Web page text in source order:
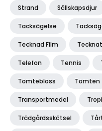
Strand Sällskapsdjur
Tacksägelse
Tecknad Film Tecknat
Telefon Tennis
Tomtebloss Tomten
Transportmedel
Trädgårdsskötsel